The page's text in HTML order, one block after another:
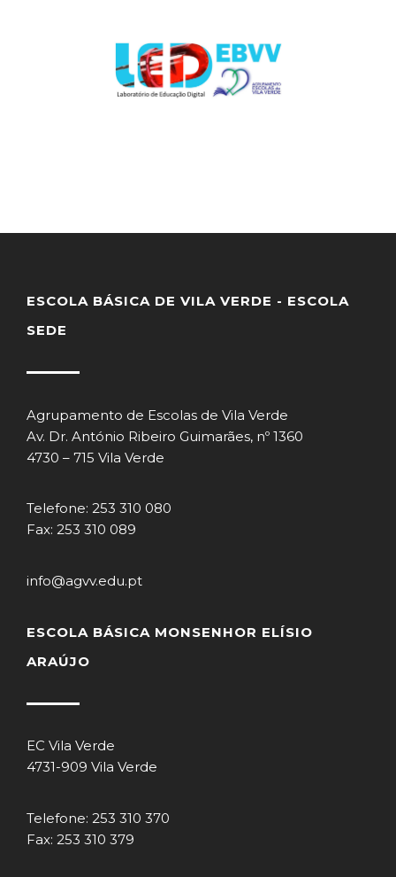
ESCOLA BÁSICA DE VILA VERDE - ESCOLA
SEDE
Agrupamento de Escolas de Vila Verde
Av. Dr. António Ribeiro Guimarães, nº 1360
4730 – 715 Vila Verde
Telefone: 253 310 080
Fax: 253 310 089
info@agvv.edu.pt
ESCOLA BÁSICA MONSENHOR ELÍSIO
ARAÚJO
EC Vila Verde
4731-909 Vila Verde
Telefone: 253 310 370
Fax: 253 310 379